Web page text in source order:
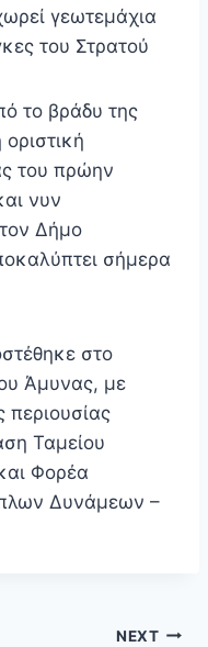
γεωτεμάχια
του Στρατού
το βράδυ της
του πρώην
νυν
Δήμο
σήμερα
στο
Άμυνας, με
περιουσίας
Ταμείου
Φορέα
Δυνάμεων –
NEXT